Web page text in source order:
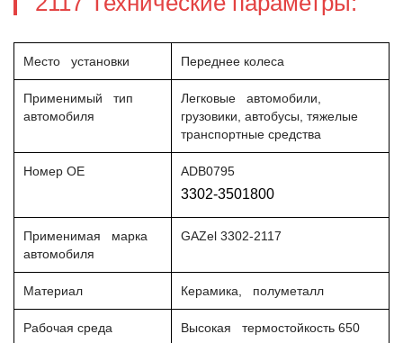
Место установки Переднее колеса
Применимый тип
автомобиля
Легковые автомобили,
грузовики, автобусы, тяжелые
транспортные средства
Номер OE ADB0795
3302-3501800
Применимая марка
автомобиля
GAZel 3302-2117
Материал Керамика, полуметалл
Рабочая среда Высокая термостойкость 650